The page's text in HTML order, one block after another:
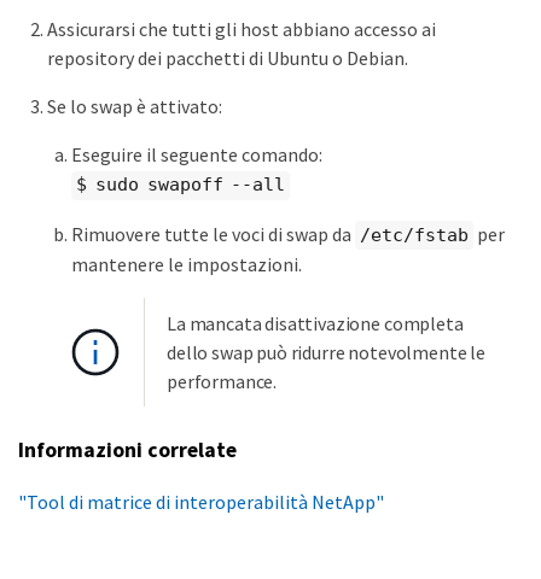
Assicurarsi che tutti gli host abbiano accesso ai
repository dei pacchetti di Ubuntu o Debian.
Se lo swap è attivato:
Eseguire il seguente comando:
$ sudo swapoff --all
Rimuovere tutte le voci di swap da /etc/fstab per
mantenere le impostazioni.
La mancata disattivazione completa
dello swap può ridurre notevolmente le
performance.
Informazioni correlate
"Tool di matrice di interoperabilità NetApp"